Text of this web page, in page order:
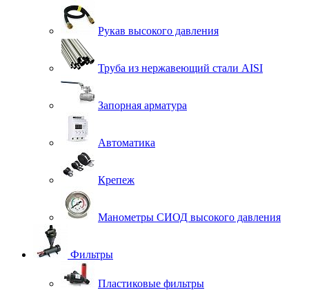
Рукав высокого давления
Труба из нержавеющий стали AISI
Запорная арматура
Автоматика
Крепеж
Манометры СИОД высокого давления
Фильтры
Пластиковые фильтры